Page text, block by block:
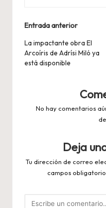
Navegación
de
entradas
Entrada anterior
La impactante obra El
Arcoíris de Adrísi Miló ya
está disponible
No hay comentarios
Deja
Tu dirección de correo
campos